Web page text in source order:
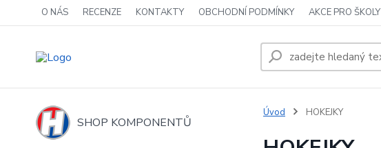
O NÁS RECENZE KONTAKTY OBCHODNÍ PODMÍNKY AKCE PRO ŠKOLY
SHOP KOMPONENTŮ
Úvod HOKEJKY